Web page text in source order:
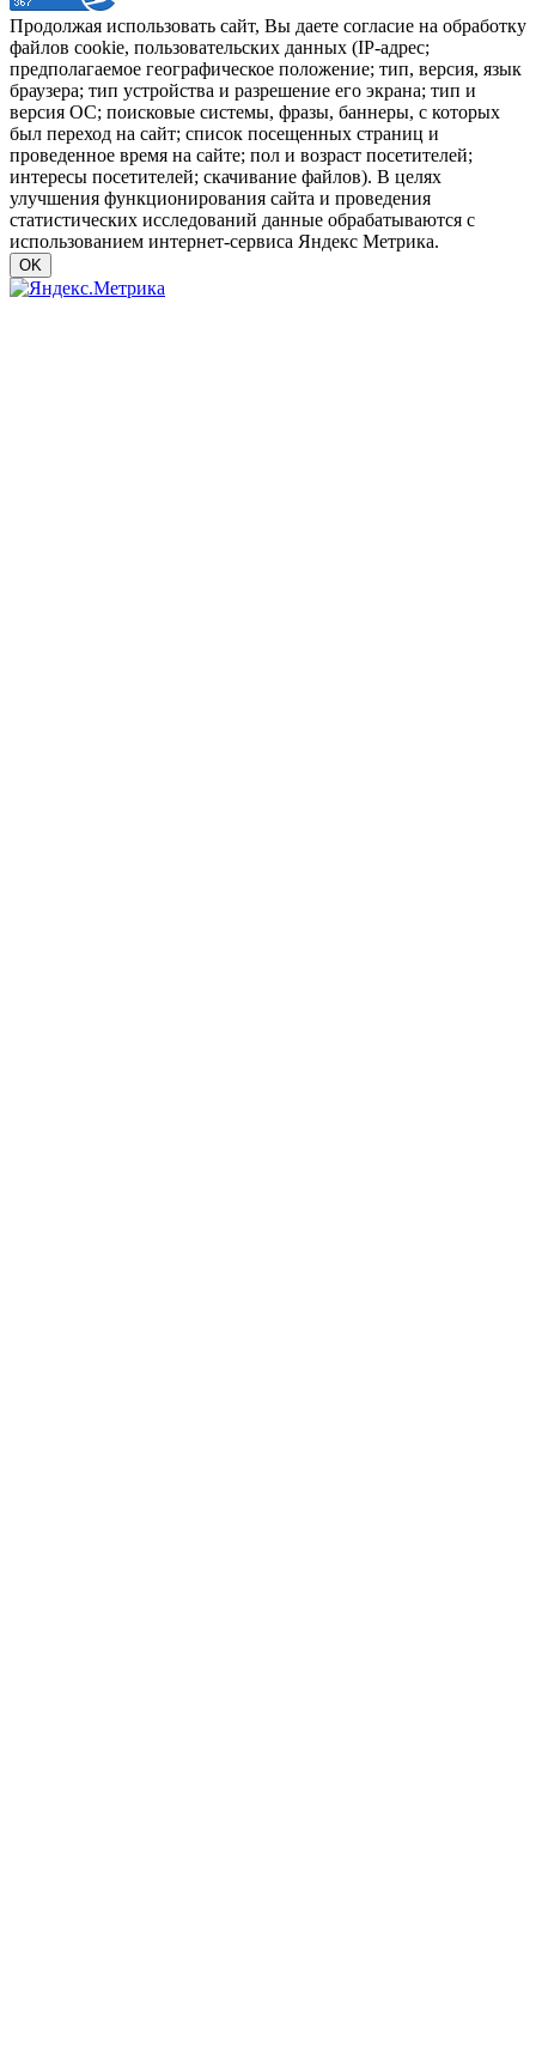
Продолжая использовать сайт, Вы даете согласие на обработку
файлов cookie, пользовательских данных (IP-адрес;
предполагаемое географическое положение; тип, версия, язык
браузера; тип устройства и разрешение его экрана; тип и
версия ОС; поисковые системы, фразы, баннеры, с которых
был переход на сайт; список посещенных страниц и
проведенное время на сайте; пол и возраст посетителей;
интересы посетителей; скачивание файлов). В целях
улучшения функционирования сайта и проведения
статистических исследований данные обрабатываются с
использованием интернет-сервиса Яндекс Метрика.
OK